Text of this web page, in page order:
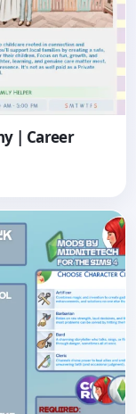
| Career